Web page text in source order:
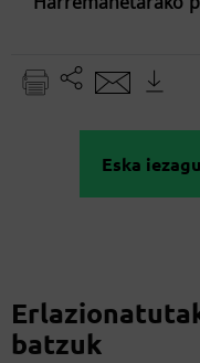
Eska
batzuk